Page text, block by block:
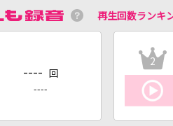
再生回数ランキ
---- 回
----
2